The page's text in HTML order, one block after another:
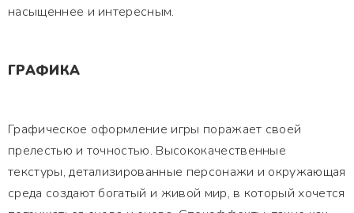
насыщеннее и интересным.
ГРАФИКА
Графическое оформление игры поражает своей
прелестью и точностью. Высококачественные
текстуры, детализированные персонажи и окружающая
среда создают богатый и живой мир, в который хочется